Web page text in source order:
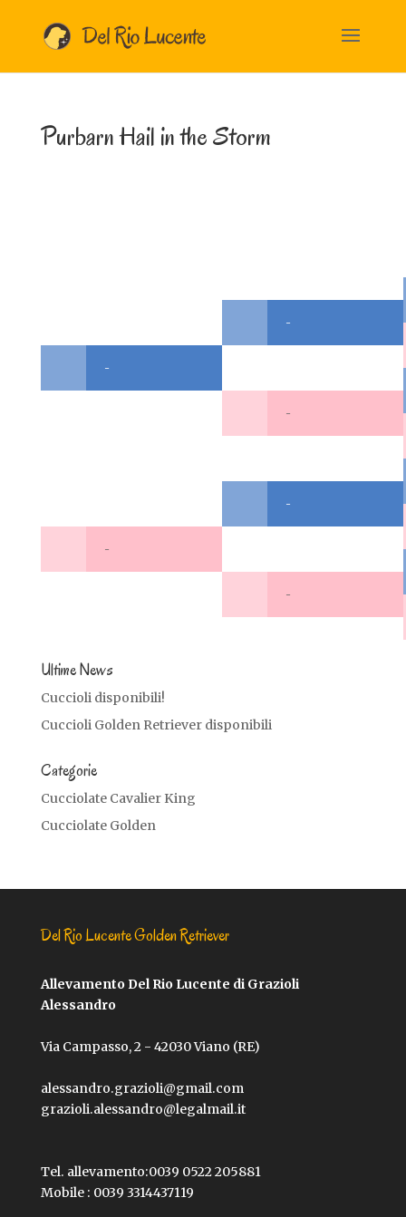
Purbarn Hail in the Storm
-
-
-
-
-
-
Ultime News
Cuccioli disponibili!
Cuccioli Golden Retriever disponibili
Categorie
Cucciolate Cavalier King
Cucciolate Golden
Del Rio Lucente Golden Retriever
Allevamento Del Rio Lucente di Grazioli
Alessandro
Via Campasso, 2 - 42030 Viano (RE)
alessandro.grazioli@gmail.com
grazioli.alessandro@legalmail.it
Tel. allevamento:0039 0522 205881
Mobile : 0039 3314437119